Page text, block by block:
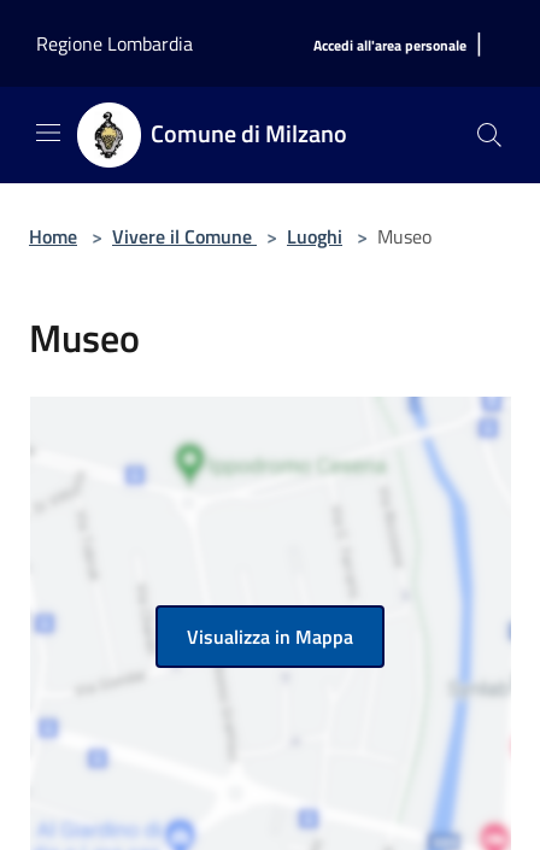
Regione Lombardia
Accedi all'area personale |
Comune di Milzano
Home > Vivere il Comune > Luoghi > Museo
Museo
Visualizza in Mappa